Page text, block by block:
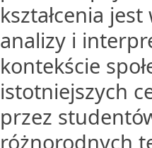
kształcenia
analizy i
kontekście
istotniejszych
przez
różnorodnych